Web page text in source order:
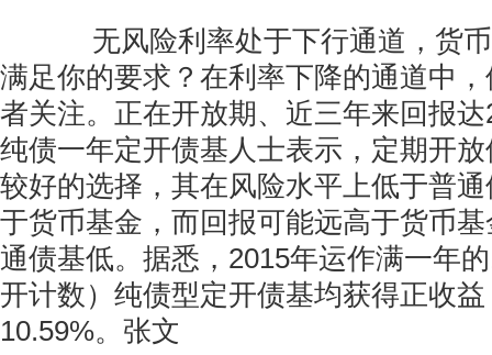
无风险利率处于下行通道，货币
满足你的要求？在利率下降的通道中
者关注。正在开放期、近三年来回报
纯债一年定开债基人士表示，定期开
较好的选择，其在风险水平上低于普
于货币基金，而回报可能远高于货币
通债基低。据悉，2015年运作满一年
开计数）纯债型定开债基均获得正收
10.59%。张文